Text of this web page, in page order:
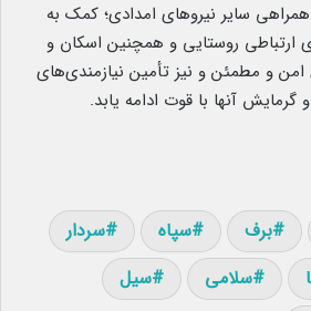
سایر نیروهای امدادی؛ کمک به
ارتباطی روستایی و همچنین اسکان و
و مطمئن و نیز تأمین نیازمندی‌های
آنها با قوت ادامه یابد.
برف سپاه
سردار
سلامی
سیل